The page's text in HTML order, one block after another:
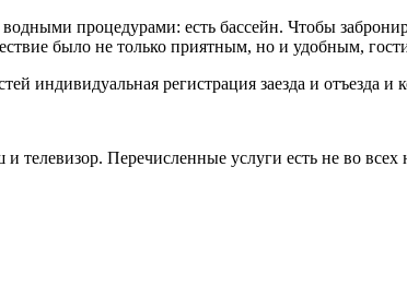
водными процедурами: есть бассейн. Чтобы
было не только приятным, но и удобным, гости
индивидуальная регистрация заезда и отъезда и
телевизор. Перечисленные услуги есть не во всех